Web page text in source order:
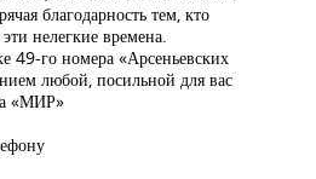
благодарность тем, кто
нелегкие времена.
49-го номера «Арсеньевских
любой, посильной для вас
«МИР»